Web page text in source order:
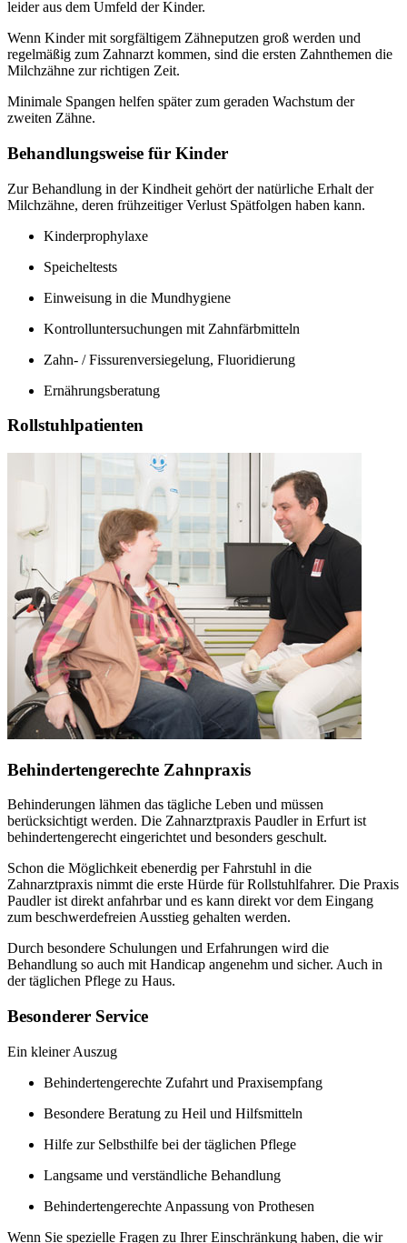
leider aus dem Umfeld der Kinder.
Wenn Kinder mit sorgfältigem Zähneputzen groß werden und
regelmäßig zum Zahnarzt kommen, sind die ersten Zahnthemen die
Milchzähne zur richtigen Zeit.
Minimale Spangen helfen später zum geraden Wachstum der
zweiten Zähne.
Behandlungsweise für Kinder
Zur Behandlung in der Kindheit gehört der natürliche Erhalt der
Milchzähne, deren frühzeitiger Verlust Spätfolgen haben kann.
Kinderprophylaxe
Speicheltests
Einweisung in die Mundhygiene
Kontrolluntersuchungen mit Zahnfärbmitteln
Zahn- / Fissurenversiegelung, Fluoridierung
Ernährungsberatung
Rollstuhlpatienten
Behindertengerechte Zahnpraxis
Behinderungen lähmen das tägliche Leben und müssen
berücksichtigt werden. Die Zahnarztpraxis Paudler in Erfurt ist
behindertengerecht eingerichtet und besonders geschult.
Schon die Möglichkeit ebenerdig per Fahrstuhl in die
Zahnarztpraxis nimmt die erste Hürde für Rollstuhlfahrer. Die Praxis
Paudler ist direkt anfahrbar und es kann direkt vor dem Eingang
zum beschwerdefreien Ausstieg gehalten werden.
Durch besondere Schulungen und Erfahrungen wird die
Behandlung so auch mit Handicap angenehm und sicher. Auch in
der täglichen Pflege zu Haus.
Besonderer Service
Ein kleiner Auszug
Behindertengerechte Zufahrt und Praxisempfang
Besondere Beratung zu Heil und Hilfsmitteln
Hilfe zur Selbsthilfe bei der täglichen Pflege
Langsame und verständliche Behandlung
Behindertengerechte Anpassung von Prothesen
Wenn Sie spezielle Fragen zu Ihrer Einschränkung haben, die wir